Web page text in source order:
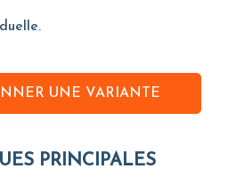
UNE VARIANTE
PRINCIPALES